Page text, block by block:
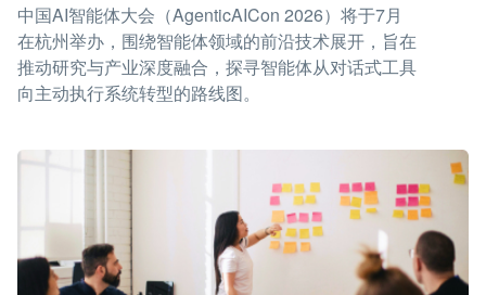
中国AI智能体大会（AgenticAICon 2026）将于7月
在杭州举办，围绕智能体领域的前沿技术展开，旨在
推动研究与产业深度融合，探寻智能体从对话式工具
向主动执行系统转型的路线图。